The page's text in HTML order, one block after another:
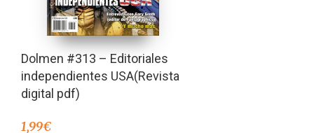
Dolmen #313 – Editoriales
independientes USA(Revista
digital pdf)
1,99€